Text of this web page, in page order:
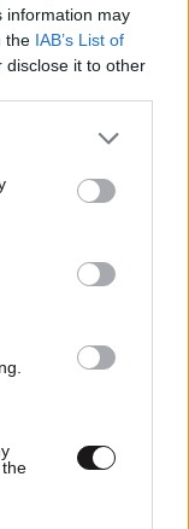
information may
the IAB’s List of
disclose it to other
or more Google
You may click to
party tags to
in below Google